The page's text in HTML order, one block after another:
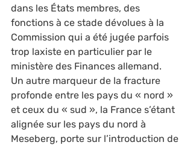
dans les États membres, des
fonctions à ce stade dévolues à la
Commission qui a été jugée parfois
trop laxiste en particulier par le
ministère des Finances allemand.
Un autre marqueur de la fracture
profonde entre les pays du « nord »
et ceux du « sud », la France s’étant
alignée sur les pays du nord à
Meseberg, porte sur l’introduction de